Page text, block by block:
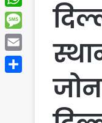
WhatsApp
Message
Email